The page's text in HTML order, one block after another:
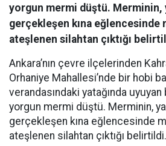
yorgun mermi düştü. Merminin,
gerçekleşen kına eğlencesinde
ateşlenen silahtan çıktığı
Ankara’nın çevre ilçelerinden
Orhaniye Mahallesi’nde bir hobi
verandasındaki yatağında uyuyan
yorgun mermi düştü. Merminin,
gerçekleşen kına eğlencesinde
ateşlenen silahtan çıktığı belirtildi.